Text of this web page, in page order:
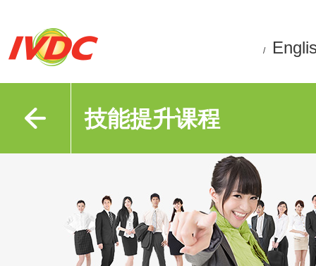
/
技能提升课程